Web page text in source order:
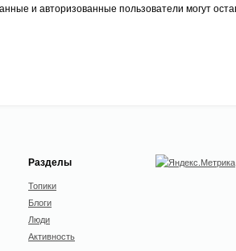
и авторизованные пользователи могут
Разделы
Топики
Блоги
Люди
Активность